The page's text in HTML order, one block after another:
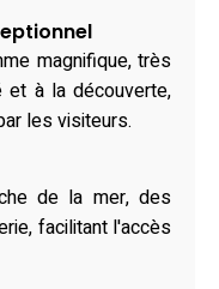
magnifique, très
et à la découverte,
les visiteurs.
de la mer, des
facilitant l'accès